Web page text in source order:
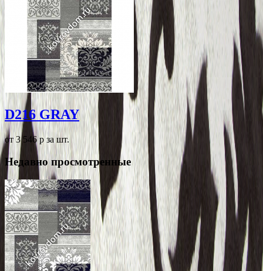
D216 GRAY
от 3 546 pза шт.
Недавно просмотренные